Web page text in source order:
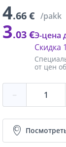
4.66 € /pakk
3.03 €
от цен
Скидка 1
Э-цена
−